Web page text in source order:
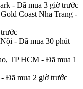
- Đã mua 3 giờ trước
Coast Nha Trang -
- Đã mua 30 phút
TP HCM - Đã mua 1
- Đã mua 2 giờ trước